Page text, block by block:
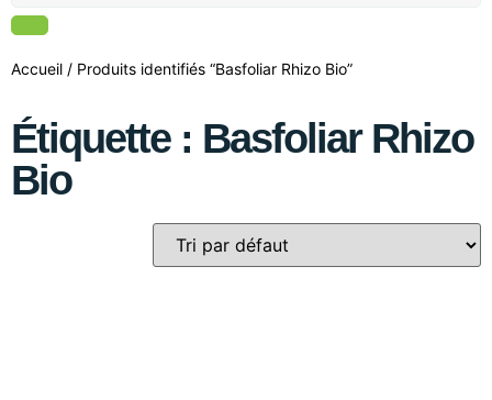
Accueil / Produits identifiés “Basfoliar Rhizo Bio”
Étiquette : Basfoliar Rhizo
Bio